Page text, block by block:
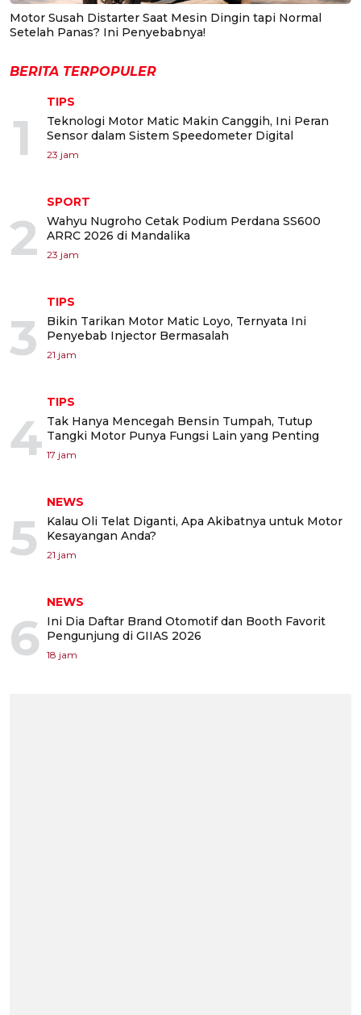
Motor Susah Distarter Saat Mesin Dingin tapi Normal
Setelah Panas? Ini Penyebabnya!
BERITA TERPOPULER
1
TIPS
Teknologi Motor Matic Makin Canggih, Ini Peran
Sensor dalam Sistem Speedometer Digital
23 jam
2
SPORT
Wahyu Nugroho Cetak Podium Perdana SS600
ARRC 2026 di Mandalika
23 jam
3
TIPS
Bikin Tarikan Motor Matic Loyo, Ternyata Ini
Penyebab Injector Bermasalah
21 jam
4
TIPS
Tak Hanya Mencegah Bensin Tumpah, Tutup
Tangki Motor Punya Fungsi Lain yang Penting
17 jam
5
NEWS
Kalau Oli Telat Diganti, Apa Akibatnya untuk Motor
Kesayangan Anda?
21 jam
6
NEWS
Ini Dia Daftar Brand Otomotif dan Booth Favorit
Pengunjung di GIIAS 2026
18 jam